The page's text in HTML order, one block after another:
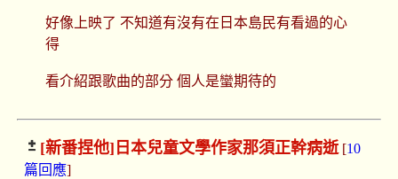
好像上映了 不知道有沒有在日本島民有看過的心
得
看介紹跟歌曲的部分 個人是蠻期待的
[新番捏他] 日本兒童文學作家那須正幹病逝[10
篇回應]